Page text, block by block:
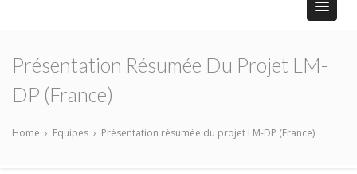
Présentation Résumée Du Projet LM-
DP (France)
Home › Equipes › Présentation résumée du projet LM-DP (France)